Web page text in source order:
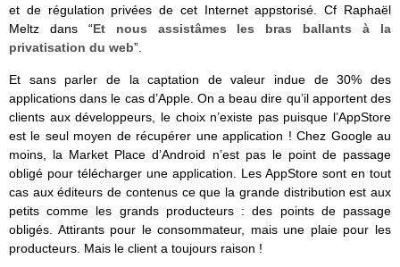
et de régulation privées de cet Internet appstorisé. Cf Raphaël
Meltz dans “Et nous assistâmes les bras ballants à la
privatisation du web”.
Et sans parler de la captation de valeur indue de 30% des
applications dans le cas d’Apple. On a beau dire qu’il apportent des
clients aux développeurs, le choix n’existe pas puisque l’AppStore
est le seul moyen de récupérer une application ! Chez Google au
moins, la Market Place d’Android n’est pas le point de passage
obligé pour télécharger une application. Les AppStore sont en tout
cas aux éditeurs de contenus ce que la grande distribution est aux
petits comme les grands producteurs : des points de passage
obligés. Attirants pour le consommateur, mais une plaie pour les
producteurs. Mais le client a toujours raison !